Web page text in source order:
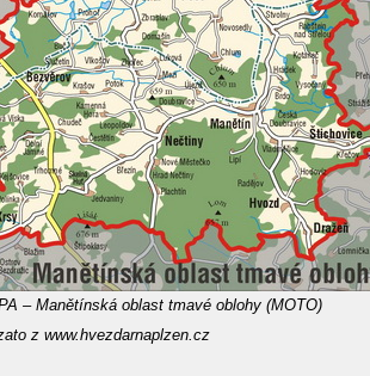
– Manětínská oblast tmavé oblohy (MOTO)
z www.hvezdarnaplzen.cz